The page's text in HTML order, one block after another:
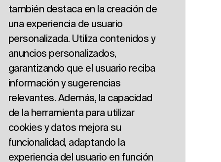
también destaca en la creación de
una experiencia de usuario
personalizada. Utiliza contenidos y
anuncios personalizados,
garantizando que el usuario reciba
información y sugerencias
relevantes. Además, la capacidad
de la herramienta para utilizar
cookies y datos mejora su
funcionalidad, adaptando la
experiencia del usuario en función